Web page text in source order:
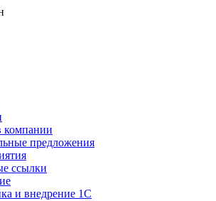
компании
предложения
ссылки
и внедрение 1С